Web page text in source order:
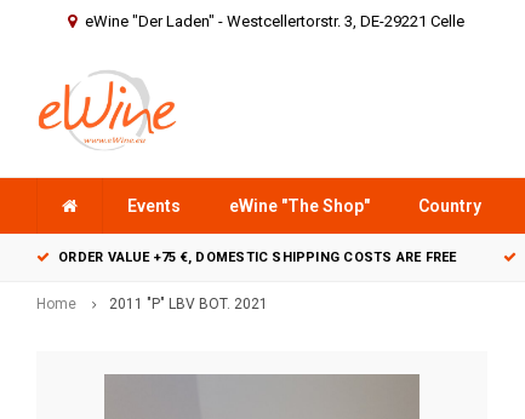
eWine "Der Laden" - Westcellertorstr. 3, DE-29221 Celle
Events eWine "The Shop" Country
ORDER VALUE +75 €, DOMESTIC SHIPPING COSTS ARE FREE
Home 2011 "P" LBV BOT. 2021